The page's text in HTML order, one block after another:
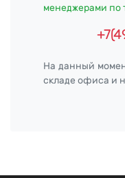
менеджерами по
На данный
складе офиса и